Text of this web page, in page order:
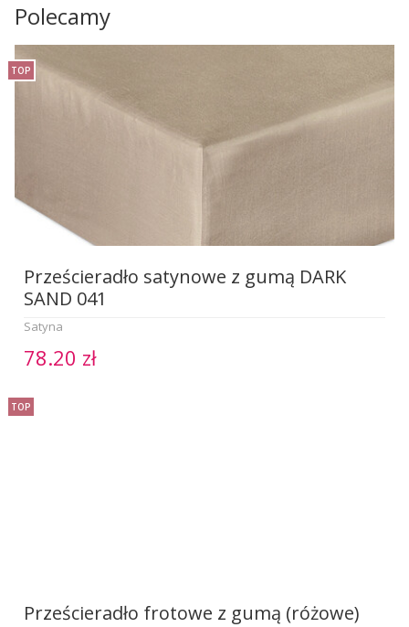
Polecamy
TOP
Prześcieradło satynowe z gumą DARK
SAND 041
Satyna
78.20 zł
TOP
Prześcieradło frotowe z gumą (różowe)